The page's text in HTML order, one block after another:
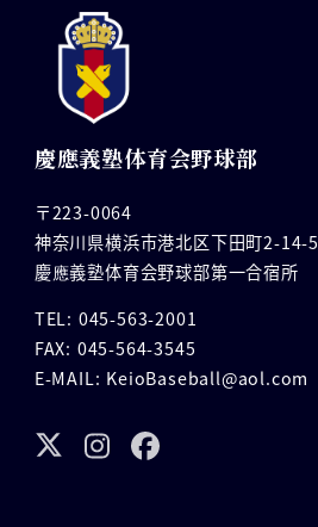
慶應義塾体育会野球部
〒223-0064
神奈川県横浜市港北区下田町2-14-5
慶應義塾体育会野球部第一合宿所
TEL: 045-563-2001
FAX: 045-564-3545
E-MAIL: KeioBaseball@aol.com